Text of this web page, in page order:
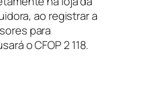
ao registrar a
para
o CFOP 2 118.